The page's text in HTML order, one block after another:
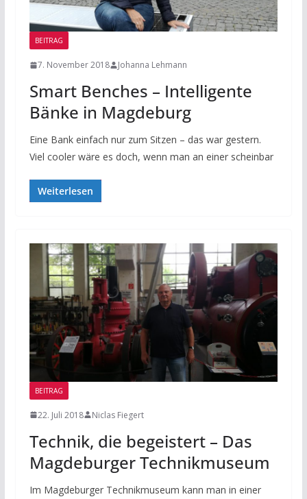
BEITRAG
7. November 2018 Johanna Lehmann
Smart Benches – Intelligente
Bänke in Magdeburg
Eine Bank einfach nur zum Sitzen – das war gestern.
Viel cooler wäre es doch, wenn man an einer scheinbar
Weiterlesen
BEITRAG
22. Juli 2018 Niclas Fiegert
Technik, die begeistert – Das
Magdeburger Technikmuseum
Im Magdeburger Technikmuseum kann man in einer